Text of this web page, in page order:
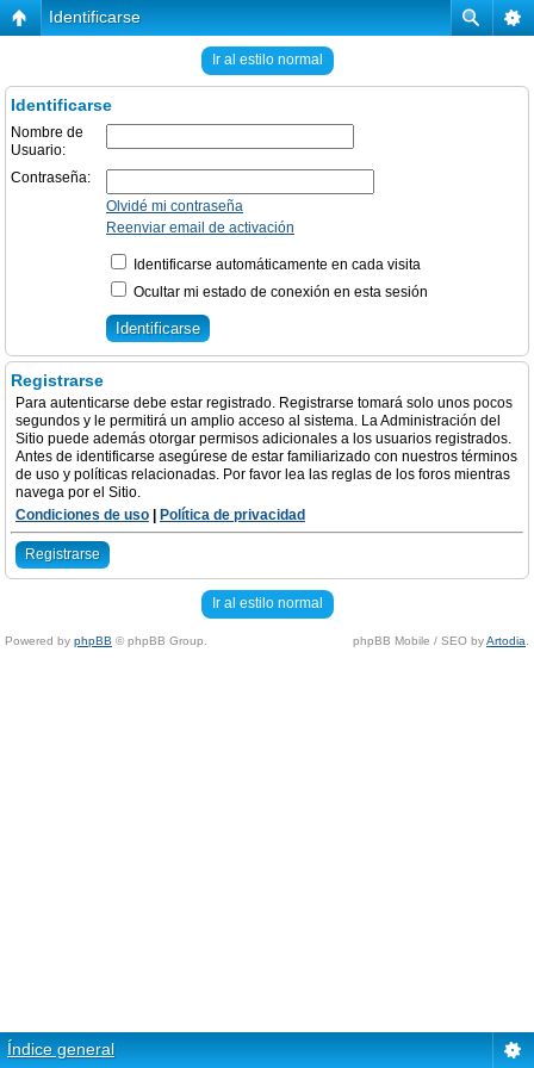
Identificarse
Ir al estilo normal
Identificarse
Nombre de
Usuario:
Contraseña:
Olvidé mi contraseña
Reenviar email de activación
Identificarse automáticamente en cada visita
Ocultar mi estado de conexión en esta sesión
Registrarse
Para autenticarse debe estar registrado. Registrarse tomará solo unos pocos
segundos y le permitirá un amplio acceso al sistema. La Administración del
Sitio puede además otorgar permisos adicionales a los usuarios registrados.
Antes de identificarse asegúrese de estar familiarizado con nuestros términos
de uso y políticas relacionadas. Por favor lea las reglas de los foros mientras
navega por el Sitio.
Condiciones de uso
Política de privacidad
Registrarse
Ir al estilo normal
Powered by phpBB © phpBB Group. phpBB Mobile / SEO byArtodia
Índice general